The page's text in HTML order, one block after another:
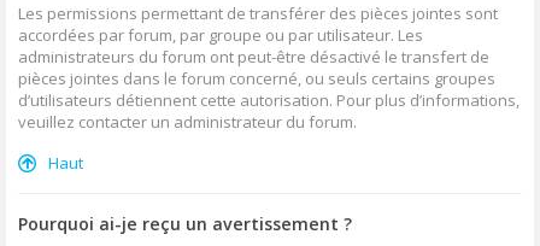
Les permissions permettant de transférer des pièces jointes sont
accordées par forum, par groupe ou par utilisateur. Les
administrateurs du forum ont peut-être désactivé le transfert de
pièces jointes dans le forum concerné, ou seuls certains groupes
d’utilisateurs détiennent cette autorisation. Pour plus d’informations,
veuillez contacter un administrateur du forum.
Haut
Pourquoi ai-je reçu un avertissement ?